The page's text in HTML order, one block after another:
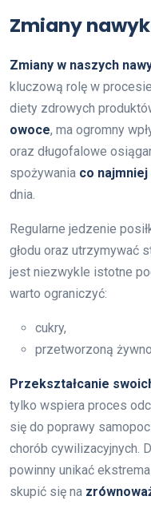
Zmiany
Zmiany w naszych
kluczową rolę w
diety zdrowych
owoce, ma ogromny
oraz długofalowe
spożywania co
dnia.
Regularne jedzenie
głodu oraz utrzymywać
jest niezwykle istotne
warto ograniczyć:
cukry,
przetworzoną
Przekształcanie
tylko wspiera proces
się do poprawy
chorób cywilizacyjnych.
powinny unikać
skupić się na